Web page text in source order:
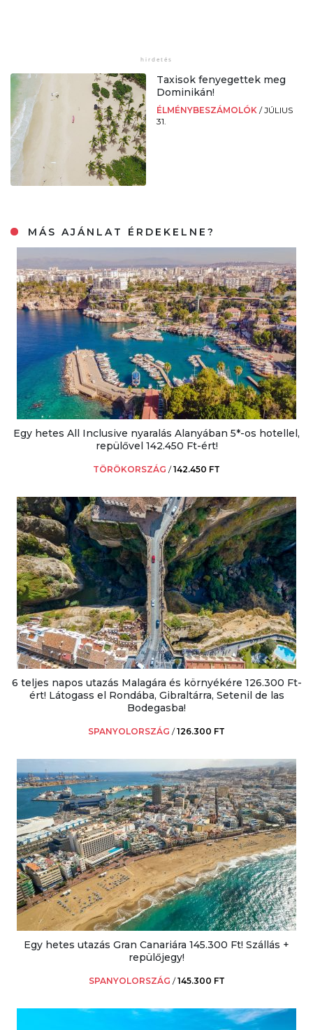
Taxisok fenyegettek meg
Dominikán!
ÉLMÉNYBESZÁMOLÓK /JÚLIUS
31.
MÁS AJÁNLAT ÉRDEKELNE?
Egy hetes All Inclusive nyaralás Alanyában 5*-os hotellel,
repülővel 142.450 Ft-ért!
TÖRÖKORSZÁG /142.450 FT
6 teljes napos utazás Malagára és környékére 126.300 Ft-
ért! Látogass el Rondába, Gibraltárra, Setenil de las
Bodegasba!
SPANYOLORSZÁG /126.300 FT
Egy hetes utazás Gran Canariára 145.300 Ft! Szállás +
repülőjegy!
SPANYOLORSZÁG /145.300 FT